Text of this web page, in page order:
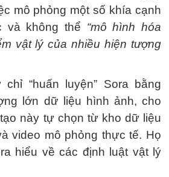
mô phỏng một số khía cạnh
và không thể “mô hình hóa
vật lý của nhiều hiện tượng
“huấn luyện” Sora bằng
lớn dữ liệu hình ảnh, cho
này tự chọn từ kho dữ liệu
video mô phỏng thực tế. Họ
hiểu về các định luật vật lý